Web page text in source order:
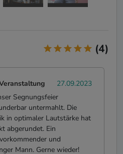
(4)
27.09.2023
Segnungsfeier
untermahlt. Die
in optimaler Lautstärke hat
abgerundet. Ein
und
Mann. Gerne wieder!